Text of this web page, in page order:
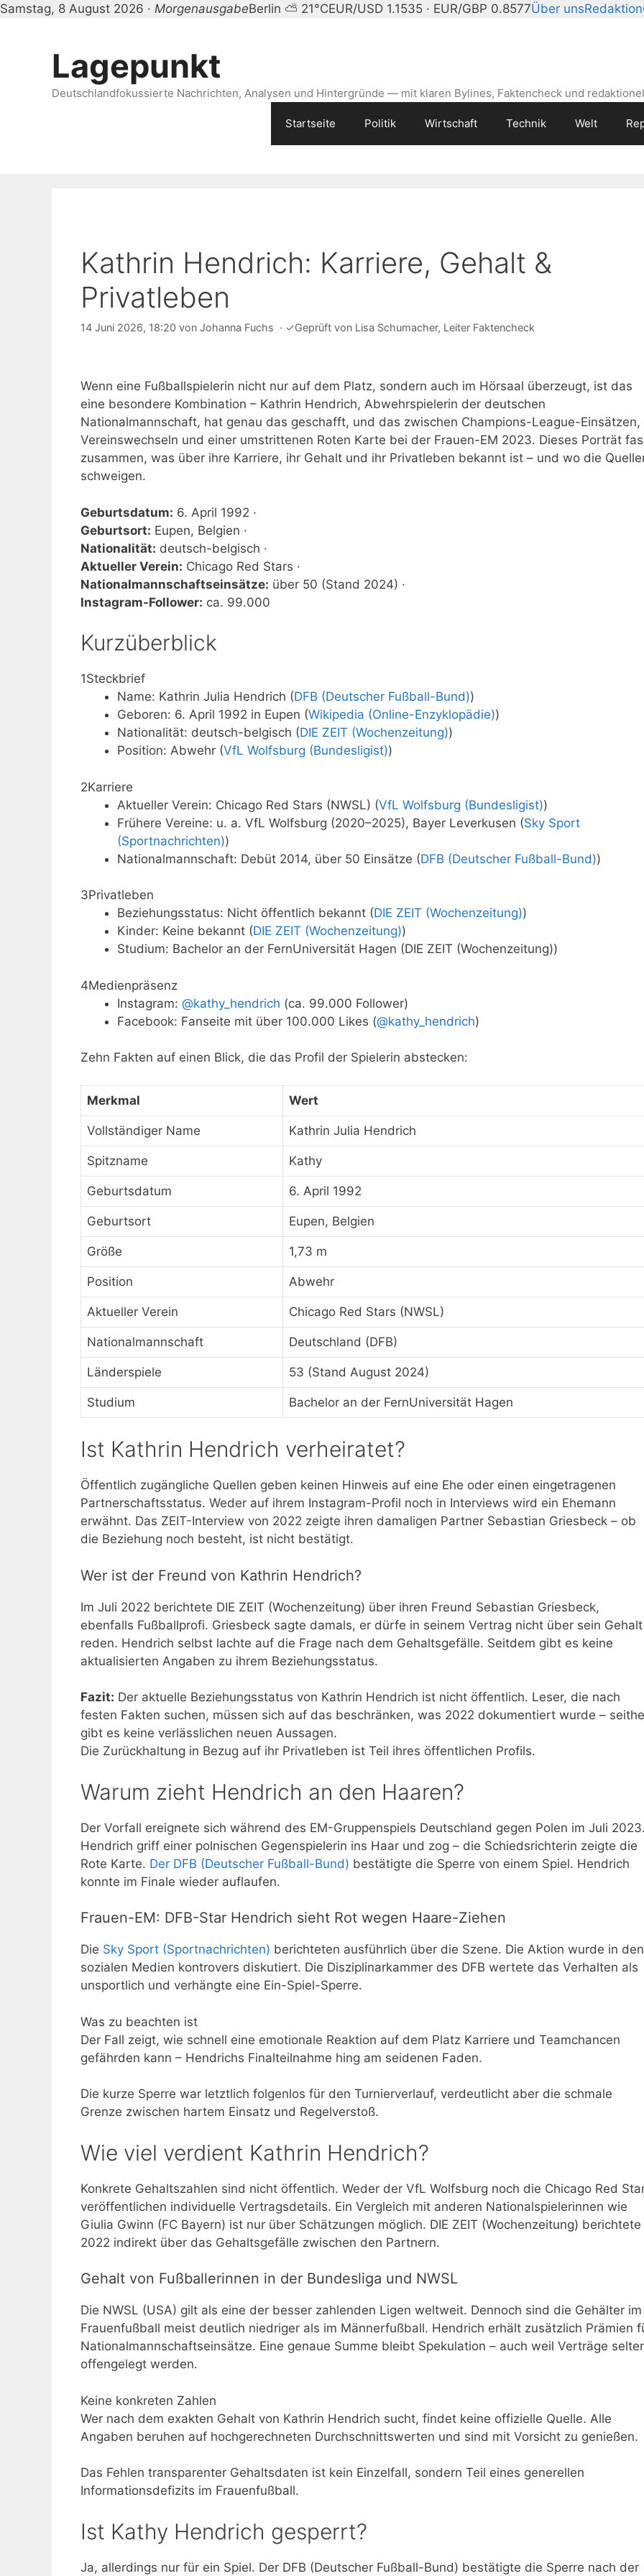
Samstag, 8 August 2026 · MorgenausgabeBerlin ⛅ 21°CEUR/USD 1.1535 · EUR/GBP 0.8577Über unsRedaktion
Lagepunkt
Deutschlandfokussierte Nachrichten, Analysen und Hintergründe — mit klaren Bylines, Faktencheck und
Startseite Politik Wirtschaft Technik Welt
Kathrin Hendrich: Karriere, Gehalt &
Privatleben
14 Juni 2026, 18:20 von Johanna Fuchs · ✓Geprüft von Lisa Schumacher, Leiter Faktencheck
Wenn eine Fußballspielerin nicht nur auf dem Platz, sondern auch im Hörsaal überzeugt, ist das
eine besondere Kombination – Kathrin Hendrich, Abwehrspielerin der deutschen
Nationalmannschaft, hat genau das geschafft, und das zwischen Champions-League-Einsätzen,
Vereinswechseln und einer umstrittenen Roten Karte bei der Frauen-EM 2023. Dieses Porträt
zusammen, was über ihre Karriere, ihr Gehalt und ihr Privatleben bekannt ist – und wo die
schweigen.
Geburtsdatum: 6. April 1992 ·
Geburtsort: Eupen, Belgien ·
Nationalität: deutsch-belgisch ·
Aktueller Verein: Chicago Red Stars ·
Nationalmannschaftseinsätze: über 50 (Stand 2024) ·
Instagram-Follower: ca. 99.000
Kurzüberblick
1Steckbrief
Name: Kathrin Julia Hendrich (DFB (Deutscher Fußball-Bund))
Geboren: 6. April 1992 in Eupen (Wikipedia (Online-Enzyklopädie))
Nationalität: deutsch-belgisch (DIE ZEIT (Wochenzeitung))
Position: Abwehr (VfL Wolfsburg (Bundesligist))
2Karriere
Aktueller Verein: Chicago Red Stars (NWSL) (VfL Wolfsburg (Bundesligist))
Frühere Vereine: u. a. VfL Wolfsburg (2020–2025), Bayer Leverkusen (Sky Sport
(Sportnachrichten))
Nationalmannschaft: Debüt 2014, über 50 Einsätze (DFB (Deutscher Fußball-Bund))
3Privatleben
Beziehungsstatus: Nicht öffentlich bekannt (DIE ZEIT (Wochenzeitung))
Kinder: Keine bekannt (DIE ZEIT (Wochenzeitung))
Studium: Bachelor an der FernUniversität Hagen (DIE ZEIT (Wochenzeitung))
4Medienpräsenz
Instagram: @kathy_hendrich (ca. 99.000 Follower)
Facebook: Fanseite mit über 100.000 Likes (@kathy_hendrich)
Zehn Fakten auf einen Blick, die das Profil der Spielerin abstecken:
Merkmal Wert
Vollständiger Name Kathrin Julia Hendrich
Spitzname Kathy
Geburtsdatum 6. April 1992
Geburtsort Eupen, Belgien
Größe 1,73 m
Position Abwehr
Aktueller Verein Chicago Red Stars (NWSL)
Nationalmannschaft Deutschland (DFB)
Länderspiele 53 (Stand August 2024)
Studium Bachelor an der FernUniversität Hagen
Ist Kathrin Hendrich verheiratet?
Öffentlich zugängliche Quellen geben keinen Hinweis auf eine Ehe oder einen eingetragenen
Partnerschaftsstatus. Weder auf ihrem Instagram-Profil noch in Interviews wird ein Ehemann
erwähnt. Das ZEIT-Interview von 2022 zeigte ihren damaligen Partner Sebastian Griesbeck – ob
die Beziehung noch besteht, ist nicht bestätigt.
Wer ist der Freund von Kathrin Hendrich?
Im Juli 2022 berichtete DIE ZEIT (Wochenzeitung) über ihren Freund Sebastian Griesbeck,
ebenfalls Fußballprofi. Griesbeck sagte damals, er dürfe in seinem Vertrag nicht über sein Gehalt
reden. Hendrich selbst lachte auf die Frage nach dem Gehaltsgefälle. Seitdem gibt es keine
aktualisierten Angaben zu ihrem Beziehungsstatus.
Fazit: Der aktuelle Beziehungsstatus von Kathrin Hendrich ist nicht öffentlich. Leser, die nach
festen Fakten suchen, müssen sich auf das beschränken, was 2022 dokumentiert wurde –
gibt es keine verlässlichen neuen Aussagen.
Die Zurückhaltung in Bezug auf ihr Privatleben ist Teil ihres öffentlichen Profils.
Warum zieht Hendrich an den Haaren?
Der Vorfall ereignete sich während des EM-Gruppenspiels Deutschland gegen Polen im Juli
Hendrich griff einer polnischen Gegenspielerin ins Haar und zog – die Schiedsrichterin zeigte die
Rote Karte. Der DFB (Deutscher Fußball-Bund) bestätigte die Sperre von einem Spiel. Hendrich
konnte im Finale wieder auflaufen.
Frauen-EM: DFB-Star Hendrich sieht Rot wegen Haare-Ziehen
Die Sky Sport (Sportnachrichten) berichteten ausführlich über die Szene. Die Aktion wurde in den
sozialen Medien kontrovers diskutiert. Die Disziplinarkammer des DFB wertete das Verhalten als
unsportlich und verhängte eine Ein-Spiel-Sperre.
Was zu beachten ist
Der Fall zeigt, wie schnell eine emotionale Reaktion auf dem Platz Karriere und Teamchancen
gefährden kann – Hendrichs Finalteilnahme hing am seidenen Faden.
Die kurze Sperre war letztlich folgenlos für den Turnierverlauf, verdeutlicht aber die schmale
Grenze zwischen hartem Einsatz und Regelverstoß.
Wie viel verdient Kathrin Hendrich?
Konkrete Gehaltszahlen sind nicht öffentlich. Weder der VfL Wolfsburg noch die Chicago Red
veröffentlichen individuelle Vertragsdetails. Ein Vergleich mit anderen Nationalspielerinnen wie
Giulia Gwinn (FC Bayern) ist nur über Schätzungen möglich. DIE ZEIT (Wochenzeitung) berichtete
2022 indirekt über das Gehaltsgefälle zwischen den Partnern.
Gehalt von Fußballerinnen in der Bundesliga und NWSL
Die NWSL (USA) gilt als eine der besser zahlenden Ligen weltweit. Dennoch sind die Gehälter im
Frauenfußball meist deutlich niedriger als im Männerfußball. Hendrich erhält zusätzlich Prämien
Nationalmannschaftseinsätze. Eine genaue Summe bleibt Spekulation – auch weil Verträge
offengelegt werden.
Keine konkreten Zahlen
Wer nach dem exakten Gehalt von Kathrin Hendrich sucht, findet keine offizielle Quelle. Alle
Angaben beruhen auf hochgerechneten Durchschnittswerten und sind mit Vorsicht zu genießen.
Das Fehlen transparenter Gehaltsdaten ist kein Einzelfall, sondern Teil eines generellen
Informationsdefizits im Frauenfußball.
Ist Kathy Hendrich gesperrt?
Ja, allerdings nur für ein Spiel. Der DFB (Deutscher Fußball-Bund) bestätigte die Sperre nach der